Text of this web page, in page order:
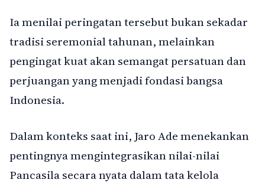
Ia menilai peringatan tersebut bukan sekadar
tradisi seremonial tahunan, melainkan
pengingat kuat akan semangat persatuan dan
perjuangan yang menjadi fondasi bangsa
Indonesia.
Dalam konteks saat ini, Jaro Ade menekankan
pentingnya mengintegrasikan nilai-nilai
Pancasila secara nyata dalam tata kelola